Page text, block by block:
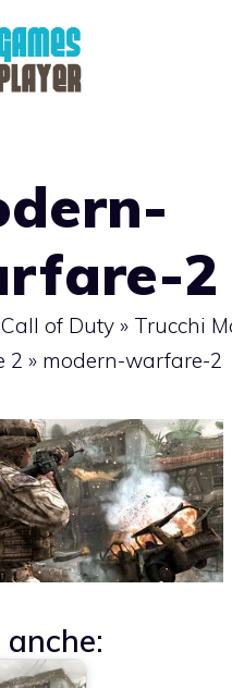
2
Call of Duty » Trucchi
2 » modern-warfare-2
anche: